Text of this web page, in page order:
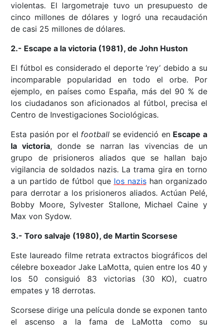
violentas. El largometraje tuvo un presupuesto de
cinco millones de dólares y logró una recaudación
de casi 25 millones de dólares.
2.- Escape a la victoria (1981), de John Huston
El fútbol es considerado el deporte ‘rey’ debido a su
incomparable popularidad en todo el orbe. Por
ejemplo, en países como España, más del 90 % de
los ciudadanos son aficionados al fútbol, precisa el
Centro de Investigaciones Sociológicas.
Esta pasión por el football se evidenció en Escape a
la victoria, donde se narran las vivencias de un
grupo de prisioneros aliados que se hallan bajo
vigilancia de soldados nazis. La trama gira en torno
a un partido de fútbol que los nazishan organizado
para derrotar a los prisioneros aliados. Actúan Pelé,
Bobby Moore, Sylvester Stallone, Michael Caine y
Max von Sydow.
3.- Toro salvaje (1980), de Martin Scorsese
Este laureado filme retrata extractos biográficos del
célebre boxeador Jake LaMotta, quien entre los 40 y
los 50 consiguió 83 victorias (30 KO), cuatro
empates y 18 derrotas.
Scorsese dirige una película donde se exponen tanto
el ascenso a la fama de LaMotta como su